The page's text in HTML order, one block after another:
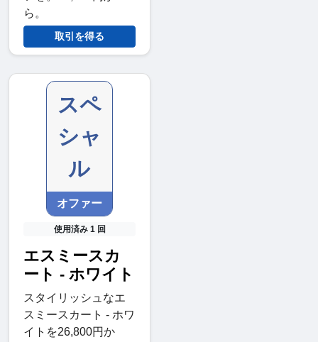
ら。
取引を得る
スペ
シャ
ル
オファー
使用済み 1 回
エスミースカ
ート - ホワイト
スタイリッシュなエ
スミースカート - ホワ
イトを26,800円か